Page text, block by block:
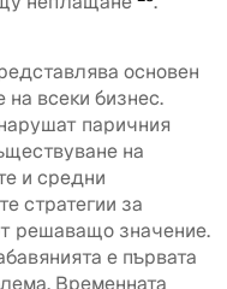
основен
всеки бизнес.
паричния
на
и средни
стратегии за
решаващо значение.
е първата
Временната